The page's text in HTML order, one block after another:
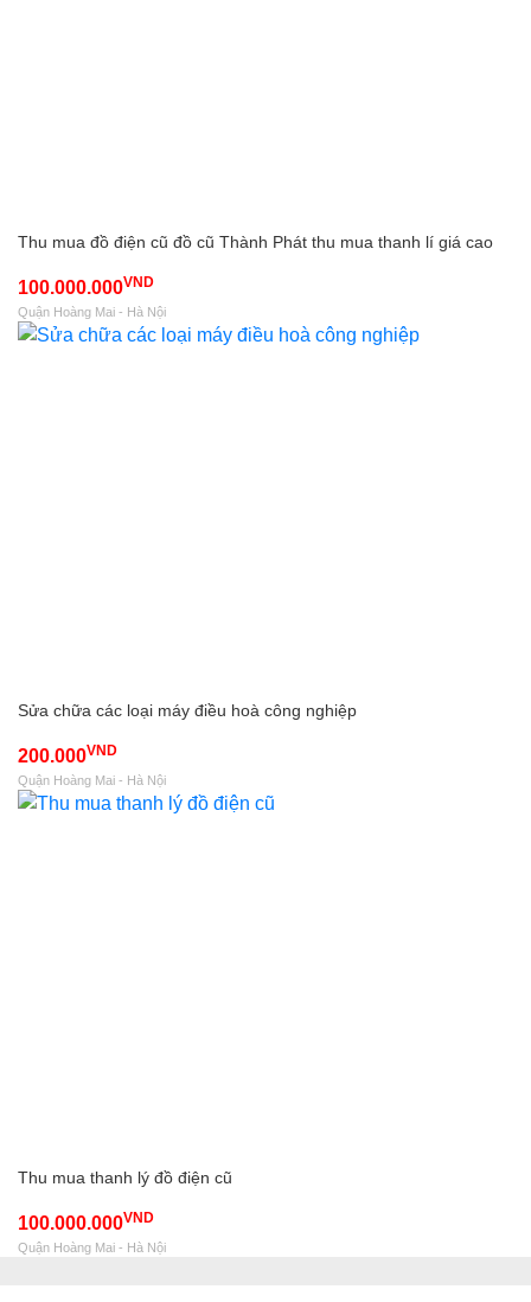
Thu mua đồ điện cũ đồ cũ Thành Phát thu mua thanh lí giá cao
100.000.000VND
Quận Hoàng Mai - Hà Nội
Sửa chữa các loại máy điều hoà công nghiệp
200.000VND
Quận Hoàng Mai - Hà Nội
Thu mua thanh lý đồ điện cũ
100.000.000VND
Quận Hoàng Mai - Hà Nội